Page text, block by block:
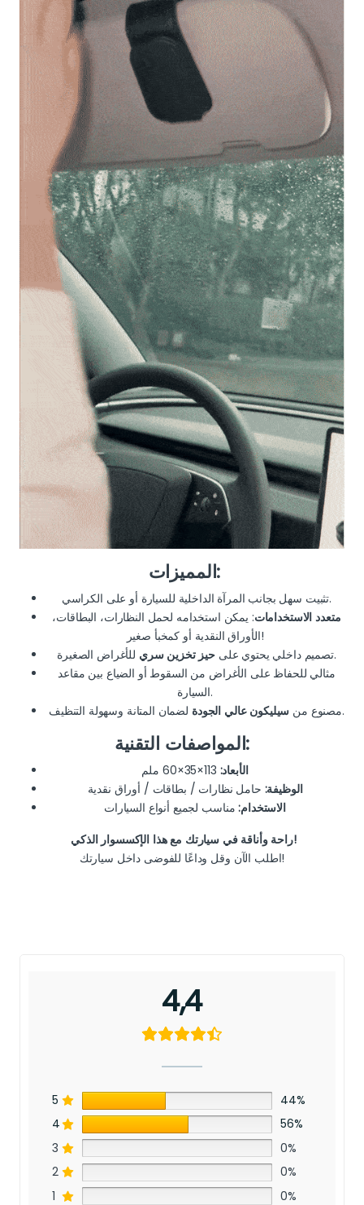
المميزات:
تثبيت سهل بجانب المرآة الداخلية للسيارة أو على الكراسي.
متعدد الاستخدامات: يمكن استخدامه لحمل النظارات، البطاقات،
الأوراق النقدية أو كمخبأ صغير!
تصميم داخلي يحتوي على حيز تخزين سري
للأغراض الصغيرة.
مثالي للحفاظ على الأغراض من السقوط أو الضياع بين مقاعد
السيارة.
مصنوع من سيليكون عالي الجودة لضمان المتانة وسهولة التنظيف.
المواصفات التقنية:
الأبعاد:
الوظيفة: حامل نظارات / بطاقات / أوراق نقدية
الاستخدام:مناسب لجميع أنواع السيارات
راحة وأناقة في سيارتك مع هذا الإكسسوار الذكي!
اطلب الآن وقل وداعًا للفوضى داخل سيارتك!
4,4
5
44%
4
56%
3
0%
2
0%
1
0%